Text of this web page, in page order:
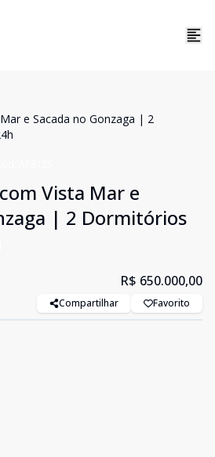
e Sacada no Gonzaga | 2
Vista Mar e
| 2 Dormitórios
R$ 650.000,00
Compartilhar Favorito